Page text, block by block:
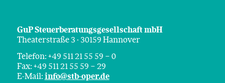
GuP Steuerberatungsgesellschaft mbH
Theaterstraße 3 · 30159 Hannover
Telefon: +49 511 21 55 59 – 0
Fax: +49 511 21 55 59 – 29
E-Mail: info@stb-oper.de